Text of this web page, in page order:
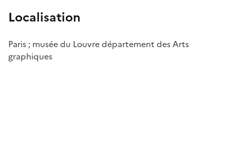
Localisation
Paris ; musée du Louvre département des Arts
graphiques